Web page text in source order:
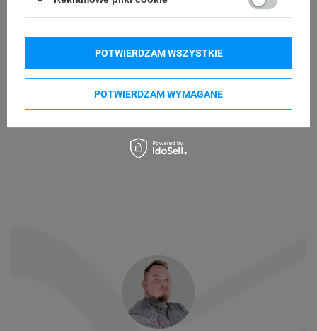
POTWIERDZAM WYMAGANE
POTWIERDZAM WSZYSTKIE